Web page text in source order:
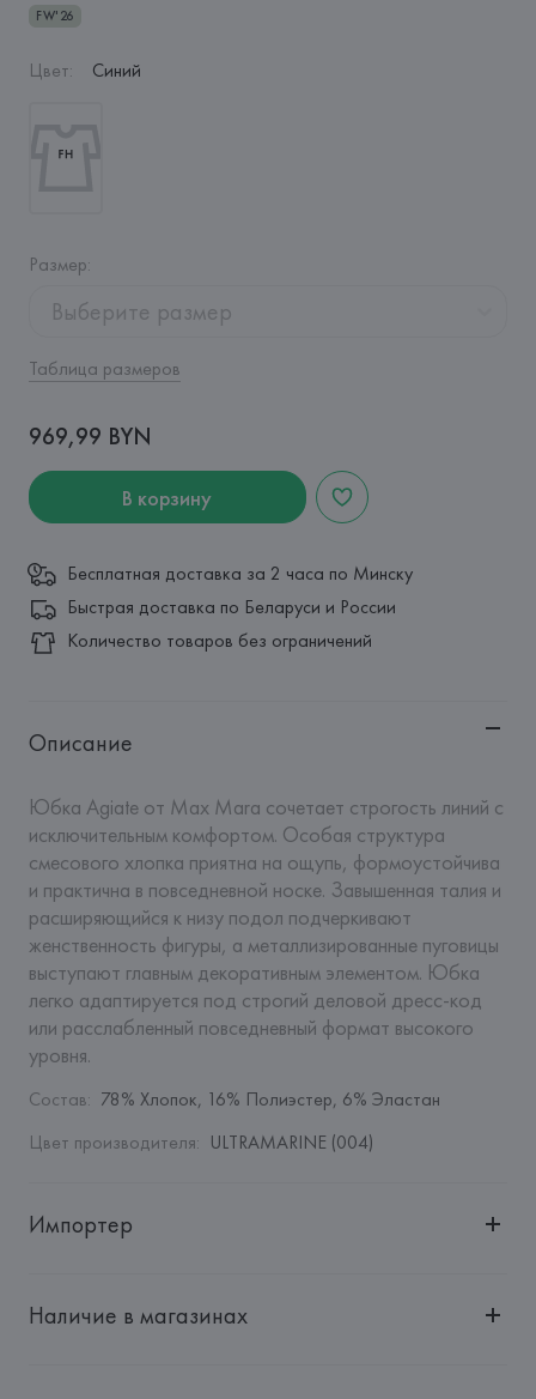
FW'26
Цвет: Синий
Размер:
Выберите размер
Таблица размеров
969,99 BYN
В корзину
Бесплатная доставка за 2 часа по Минску
Быстрая доставка по Беларуси и России
Количество товаров без ограничений
Описание
Юбка Agiate от Max Mara сочетает строгость линий с
исключительным комфортом. Особая структура
смесового хлопка приятна на ощупь, формоустойчива
и практична в повседневной носке. Завышенная талия и
расширяющийся к низу подол подчеркивают
женственность фигуры, а металлизированные пуговицы
выступают главным декоративным элементом. Юбка
легко адаптируется под строгий деловой дресс-код
или расслабленный повседневный формат высокого
уровня.
Состав: 78% Хлопок, 16% Полиэстер, 6% Эластан
Цвет производителя: ULTRAMARINE (004)
Импортер
"БелВиринея"
Наличие в магазинах